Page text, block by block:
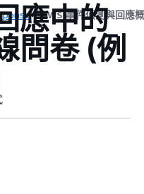
AWS 事件偵測與回應
應中的
問卷 (例